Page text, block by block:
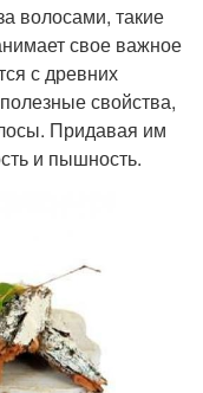
волосами, такие
свое важное
с древних
свойства,
Придавая им
и пышность.